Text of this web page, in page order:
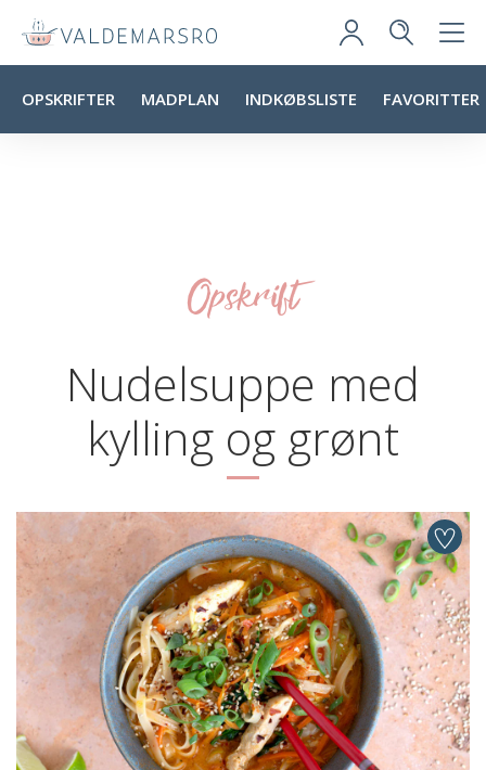
OPSKRIFTER MADPLAN INDKØBSLISTE FAVORITTER
Opskrift
Nudelsuppe med
kylling og grønt